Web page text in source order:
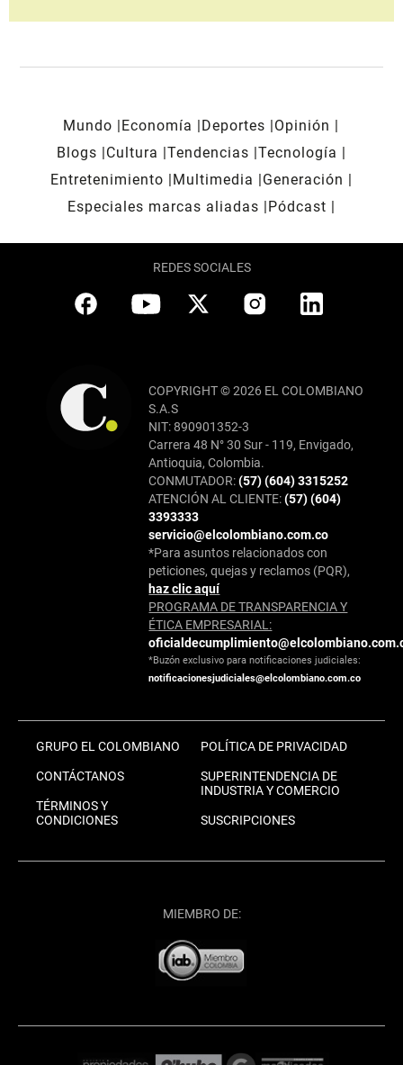
Mundo Economía Deportes
Opinión
Blogs
Cultura Tendencias Tecnología
Entretenimiento
Multimedia
Generación
Especiales marcas aliadas
Pódcast
REDES SOCIALES
COPYRIGHT © 2026 EL COLOMBIANO
S.A.S
NIT: 890901352-3
Carrera 48 N° 30 Sur - 119, Envigado,
Antioquia, Colombia.
CONMUTADOR:(57) (604) 3315252
ATENCIÓN AL CLIENTE:(57) (604)
3393333
servicio@elcolombiano.com.co
*Para asuntos relacionados con
peticiones, quejas y reclamos (PQR),
haz clic aquí
PROGRAMA DE TRANSPARENCIA Y
ÉTICA EMPRESARIAL:
*Buzón exclusivo para notificaciones judiciales:
notificacionesjudiciales@elcolombiano.com.co
GRUPO EL COLOMBIANO
CONTÁCTANOS
TÉRMINOS Y
CONDICIONES
POLÍTICA DE PRIVACIDAD
SUPERINTENDENCIA DE
INDUSTRIA Y COMERCIO
SUSCRIPCIONES
MIEMBRO DE: